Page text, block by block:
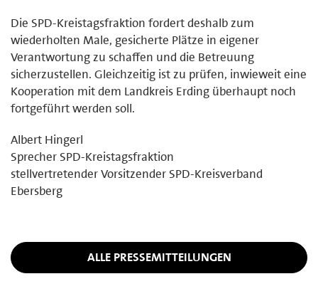
Die SPD-Kreistagsfraktion fordert deshalb zum
wiederholten Male, gesicherte Plätze in eigener
Verantwortung zu schaffen und die Betreuung
sicherzustellen. Gleichzeitig ist zu prüfen, inwieweit eine
Kooperation mit dem Landkreis Erding überhaupt noch
fortgeführt werden soll.
Albert Hingerl
Sprecher SPD-Kreistagsfraktion
stellvertretender Vorsitzender SPD-Kreisverband
Ebersberg
ALLE PRESSEMITTEILUNGEN